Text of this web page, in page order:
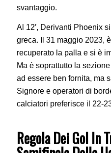
svantaggio.
Al 12′, Derivanti Phoenix
greca. Il 31 maggio 2023,
recuperato la palla e si è
Ma è soprattutto la
ad essere ben fornita, ma
Signore e operatori di
calciatori preferisce il 22-
Regola Dei Gol In